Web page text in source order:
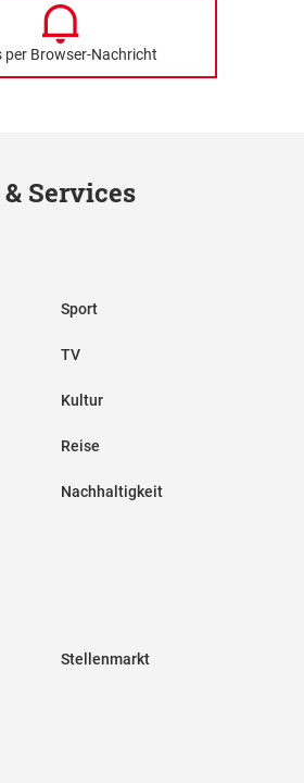
per Browser-Nachricht
Services
Sport
TV
Kultur
Reise
Nachhaltigkeit
Stellenmarkt